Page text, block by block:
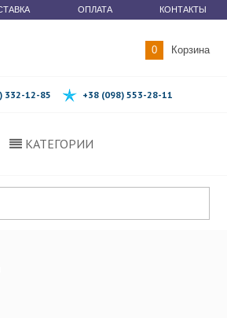
ОПЛАТА КОНТАКТЫ
0 Корзина
332-12-85 +38 (098) 553-28-11
КАТЕГОРИИ